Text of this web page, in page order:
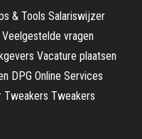
& Tools Salariswijzer
vragen
Vacature plaatsen
DPG Online Services
Tweakers Tweakers